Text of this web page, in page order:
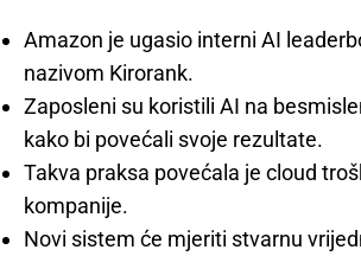
Amazon je ugasio interni AI
nazivom Kirorank.
Zaposleni su koristili AI na
kako bi povećali svoje rezultate.
Takva praksa povećala je cloud
kompanije.
Novi sistem će mjeriti stvarnu